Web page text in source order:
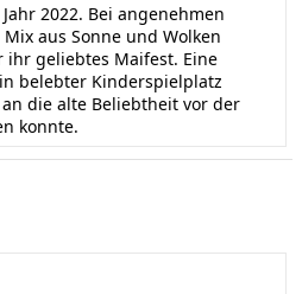
2022. Bei angenehmen
aus Sonne und Wolken
ihr geliebtes Maifest. Eine
belebter Kinderspielplatz
die alte Beliebtheit vor der
konnte.